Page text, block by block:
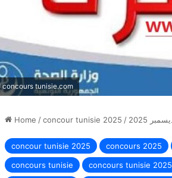
concours tunisie.com
Home /concour tunisie 2025 /
concour tunisie 2025 concours 2025
concours tunisie
concours tunisie 2025